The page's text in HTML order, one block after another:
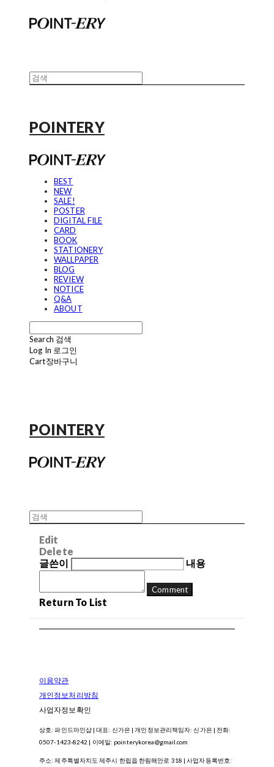
POINTERY
BEST
NEW
SALE!
POSTER
DIGITAL FILE
CARD
BOOK
STATIONERY
WALLPAPER
BLOG
REVIEW
NOTICE
Q&A
ABOUT
Search 검색
Log In 로그인
Cart장바구니
POINTERY
Edit
Delete
글쓴이
내용
Comment
Return To List
이용약관
개인정보처리방침
사업자정보확인
상호: 파인드마인샵 | 대표: 신가은 | 개인정보관리책임자: 신가은 | 전화:
0507-1423-8242 | 이메일: pointerykorea@gmail.com
주소: 제주특별자치도 제주시 한립읍 한림해안로 318 | 사업자등록번호: